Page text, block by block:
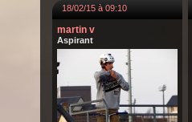
18/02/15 à 09:10
martin v
Aspirant